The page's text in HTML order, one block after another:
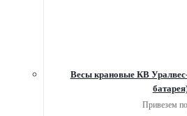
Весы крановые КВ
Привезем